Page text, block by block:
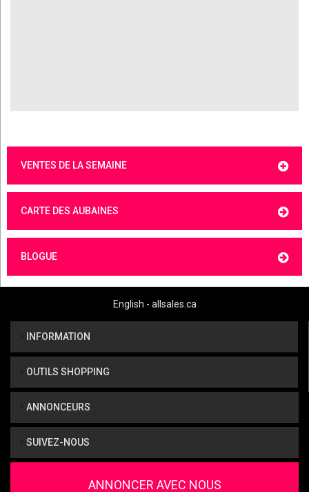
VENTES DE LA SEMAINE
CARTE DES AUBAINES
BLOGUE
English - allsales.ca
INFORMATION
OUTILS SHOPPING
ANNONCEURS
SUIVEZ-NOUS
ANNONCER AVEC NOUS